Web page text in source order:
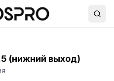
(нижний выход)